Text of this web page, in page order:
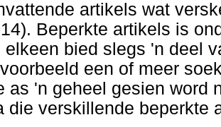
artikels wat
Beperkte artikels is
elkeen bied slegs 'n deel
een of meer
as 'n geheel gesien word
die verskillende beperkte